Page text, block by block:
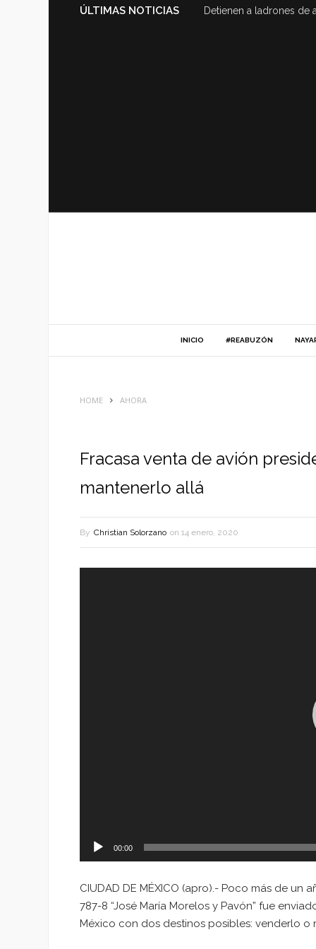
ÚLTIMAS NOTICIAS Detienen a ladrones de
INICIO #REABUZÓN
HOME AHORA
Fracasa venta de avión
mantenerlo allá
By Christian Solorzano on 14 enero, 2020
00:00
CIUDAD DE MÉXICO (apro).- Poco más de
787-8 “José María Morelos y Pavón” fue
México con dos destinos posibles: venderlo o